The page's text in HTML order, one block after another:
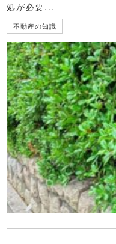
処が必要...
不動産の知識